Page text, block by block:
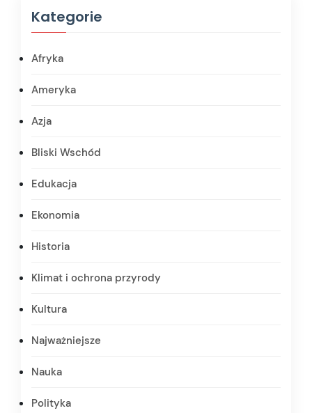
Kategorie
Afryka
Ameryka
Azja
Bliski Wschód
Edukacja
Ekonomia
Historia
Klimat i ochrona przyrody
Kultura
Najważniejsze
Nauka
Polityka